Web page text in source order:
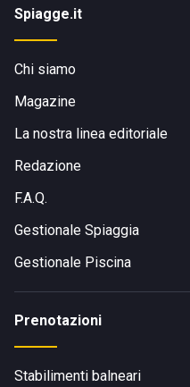
Spiagge.it
Chi siamo
Magazine
La nostra linea editoriale
Redazione
F.A.Q.
Gestionale Spiaggia
Gestionale Piscina
Prenotazioni
Stabilimenti balneari